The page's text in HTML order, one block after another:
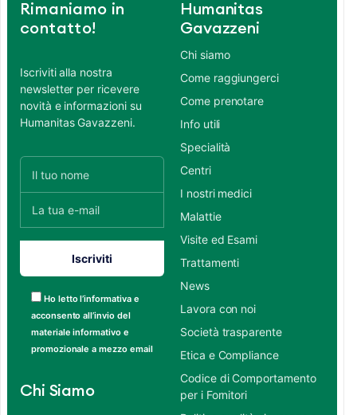
Rimaniamo in
contatto!
Iscriviti alla nostra
newsletter per ricevere
novità e informazioni su
Humanitas Gavazzeni.
Ho letto l’informativa e
acconsento all’invio del
materiale informativo e
promozionale a mezzo email
Chi Siamo
Humanitas
Gavazzeni
Chi siamo
Come raggiungerci
Come prenotare
Info utili
Specialità
Centri
I nostri medici
Malattie
Visite ed Esami
Trattamenti
News
Lavora con noi
Società trasparente
Etica e Compliance
Codice di Comportamento
per i Fornitori